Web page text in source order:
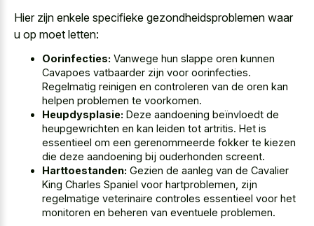
Hier zijn enkele specifieke gezondheidsproblemen waar
u op moet letten:
Oorinfecties: Vanwege hun slappe oren kunnen
Cavapoes vatbaarder zijn voor oorinfecties.
Regelmatig reinigen en controleren van de oren kan
helpen problemen te voorkomen.
Heupdysplasie: Deze aandoening beïnvloedt de
heupgewrichten en kan leiden tot artritis. Het is
essentieel om een gerenommeerde fokker te kiezen
die deze aandoening bij ouderhonden screent.
Harttoestanden: Gezien de aanleg van de Cavalier
King Charles Spaniel voor hartproblemen, zijn
regelmatige veterinaire controles essentieel voor het
monitoren en beheren van eventuele problemen.